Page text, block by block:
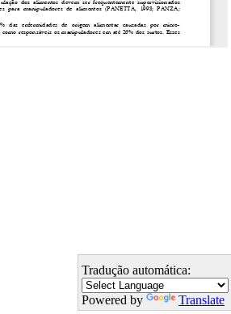
Tradução automática:
Powered by Translate